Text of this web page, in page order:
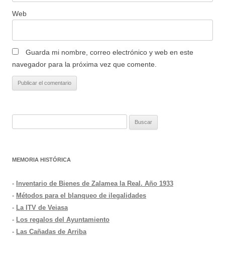
Web
Guarda mi nombre, correo electrónico y web en este
navegador para la próxima vez que comente.
MEMORIA HISTÓRICA
- Inventario de Bienes de Zalamea la Real. Año 1933
- Métodos para el blanqueo de ilegalidades
- La ITV de Veiasa
- Los regalos del Ayuntamiento
- Las Cañadas de Arriba